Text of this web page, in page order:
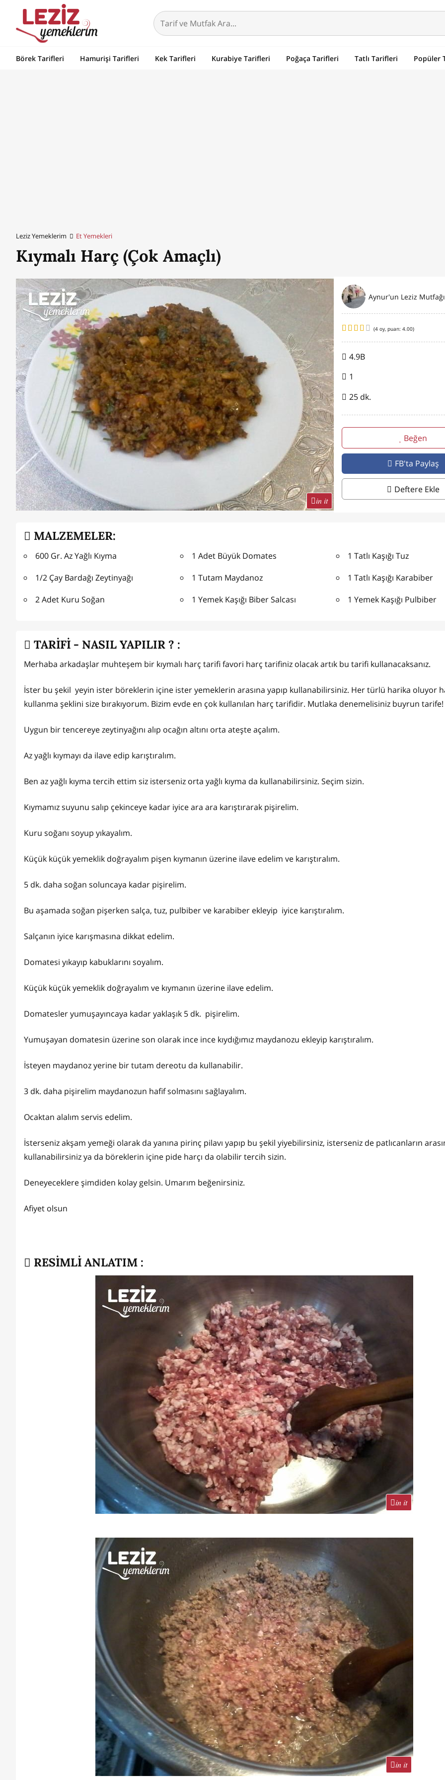
Börek Tarifleri Hamurişi Tarifleri Kek Tarifleri Kurabiye Tarifleri Poğaça Tarifleri Tatlı Tarifleri Popüler
Leziz Yemeklerim Et Yemekleri
Kıymalı Harç (Çok Amaçlı)
in it
Aynur'un Leziz Mutfağı
(4 oy, puan: 4.00)
4.9B
1
25 dk.
Beğen
FB'ta Paylaş
Deftere Ekle
MALZEMELER:
600 Gr. Az Yağlı Kıyma
1/2 Çay Bardağı Zeytinyağı
2 Adet Kuru Soğan
1 Adet Büyük Domates
1 Tutam Maydanoz
1 Yemek Kaşığı Biber Salcası
1 Tatlı Kaşığı Tuz
1 Tatlı Kaşığı Karabiber
1 Yemek Kaşığı Pulbiber
TARİFİ - NASIL YAPILIR ? :
Merhaba arkadaşlar muhteşem bir kıymalı harç tarifi favori harç tarifiniz olacak artık bu tarifi kullanacaksanız.
İster bu şekil yeyin ister böreklerin içine ister yemeklerin arasına yapıp kullanabilirsiniz. Her türlü harika oluyor
kullanma şeklini size bırakıyorum. Bizim evde en çok kullanılan harç tarifidir. Mutlaka denemelisiniz buyrun tarife!
Uygun bir tencereye zeytinyağını alıp ocağın altını orta ateşte açalım.
Az yağlı kıymayı da ilave edip karıştıralım.
Ben az yağlı kıyma tercih ettim siz isterseniz orta yağlı kıyma da kullanabilirsiniz. Seçim sizin.
Kıymamız suyunu salıp çekinceye kadar iyice ara ara karıştırarak pişirelim.
Kuru soğanı soyup yıkayalım.
Küçük küçük yemeklik doğrayalım pişen kıymanın üzerine ilave edelim ve karıştıralım.
5 dk. daha soğan soluncaya kadar pişirelim.
Bu aşamada soğan pişerken salça, tuz, pulbiber ve karabiber ekleyip iyice karıştıralım.
Salçanın iyice karışmasına dikkat edelim.
Domatesi yıkayıp kabuklarını soyalım.
Küçük küçük yemeklik doğrayalım ve kıymanın üzerine ilave edelim.
Domatesler yumuşayıncaya kadar yaklaşık 5 dk. pişirelim.
Yumuşayan domatesin üzerine son olarak ince ince kıydığımız maydanozu ekleyip karıştıralım.
İsteyen maydanoz yerine bir tutam dereotu da kullanabilir.
3 dk. daha pişirelim maydanozun hafif solmasını sağlayalım.
Ocaktan alalım servis edelim.
İsterseniz akşam yemeği olarak da yanına pirinç pilavı yapıp bu şekil yiyebilirsiniz, isterseniz de patlıcanların
kullanabilirsiniz ya da böreklerin içine pide harçı da olabilir tercih sizin.
Deneyeceklere şimdiden kolay gelsin. Umarım beğenirsiniz.
Afiyet olsun
RESİMLİ ANLATIM :
in it
in it